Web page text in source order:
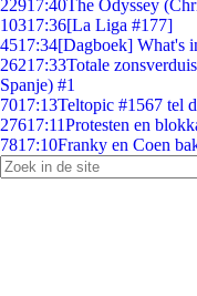
22917:40The Odyssey
10317:36[La Liga #177]
4517:34[Dagboek] What's
26217:33Totale
Spanje) #1
7017:13Teltopic #1567 tel
27617:11Protesten en
7817:10Franky en Coen